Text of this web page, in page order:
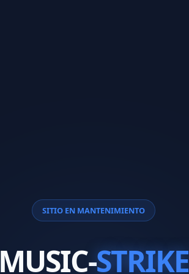
SITIO EN MANTENIMIENTO
MUSIC-STRIKE